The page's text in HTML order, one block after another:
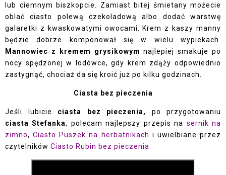
lub ciemnym biszkopcie. Zamiast bitej śmietany możecie
oblać ciasto polewą czekoladową albo dodać warstwę
galaretki z kwaskowatymi owocami. Krem z kaszy manny
będzie dobrze komponował się w wielu wypiekach.
Mannowiec z kremem grysikowym najlepiej smakuje po
nocy spędzonej w lodówce, gdy krem zdąży odpowiednio
zastygnąć, chociaż da się kroić już po kilku godzinach.
Ciasta bez pieczenia
Jeśli lubicie ciasta bez pieczenia,
po przygotowaniu
ciasta Stefanka, polecam najlepszy przepis na sernik na
zimno,Ciasto Puszek na herbatnikach i uwielbiane przez
czytelników Ciasto Rubin bez pieczenia: